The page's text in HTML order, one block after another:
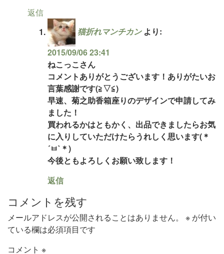
返信
猫折れマンチカン より:
2015/09/06 23:41
ねこっこさん
コメントありがとうございます！ありがたいお
言葉感謝です(≧▽≦)
早速、菊之助香箱座りのデザインで申請してみ
ました！
買われるかはともかく、出品できましたらお気
に入りしていただけたらうれしく思います(＊
´ㅂ`＊)
今後ともよろしくお願い致します！
返信
コメントを残す
メールアドレスが公開されることはありません。 ※ が付い
ている欄は必須項目です
コメント ※